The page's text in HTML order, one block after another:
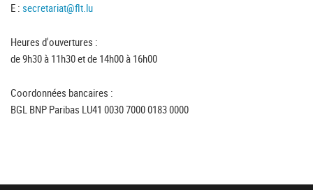
E : secretariat@flt.lu
Heures d'ouvertures :
de 9h30 à 11h30 et de 14h00 à 16h00
Coordonnées bancaires :
BGL BNP Paribas LU41 0030 7000 0183 0000